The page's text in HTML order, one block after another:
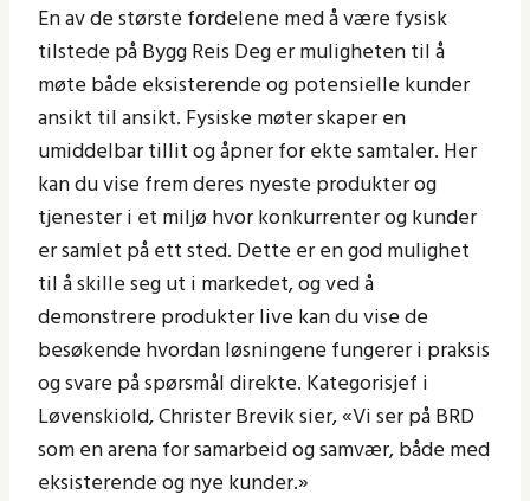
En av de største fordelene med å være fysisk
tilstede på Bygg Reis Deg er muligheten til å
møte både eksisterende og potensielle kunder
ansikt til ansikt. Fysiske møter skaper en
umiddelbar tillit og åpner for ekte samtaler. Her
kan du vise frem deres nyeste produkter og
tjenester i et miljø hvor konkurrenter og kunder
er samlet på ett sted. Dette er en god mulighet
til å skille seg ut i markedet, og ved å
demonstrere produkter live kan du vise de
besøkende hvordan løsningene fungerer i praksis
og svare på spørsmål direkte. Kategorisjef i
Løvenskiold, Christer Brevik sier, «Vi ser på BRD
som en arena for samarbeid og samvær, både med
eksisterende og nye kunder.» ​